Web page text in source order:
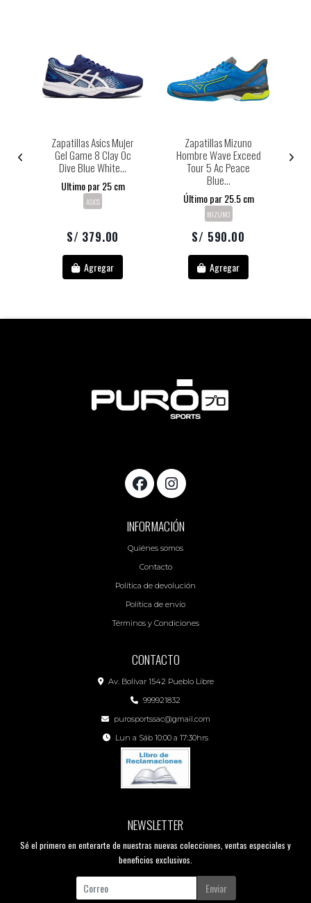
Zapatillas Asics Mujer
Gel Game 8 Clay Oc
Dive Blue White...
Ultimo par 25 cm
ASICS
S/ 379.00
Agregar
Zapatillas Mizuno
Hombre Wave Exceed
Tour 5 Ac Peace
Blue...
Último par 25.5 cm
MIZUNO
S/ 590.00
Agregar
INFORMACIÓN
Quiénes somos
Contacto
Política de devolución
Política de envío
Términos y Condiciones
CONTACTO
Av. Bolívar 1542 Pueblo Libre
999921832
purosportssac@gmail.com
Lun a Sáb 10:00 a 17:30hrs
NEWSLETTER
Sé el primero en enterarte de nuestras nuevas colecciones, ventas especiales y
beneficios exclusivos.
Enviar